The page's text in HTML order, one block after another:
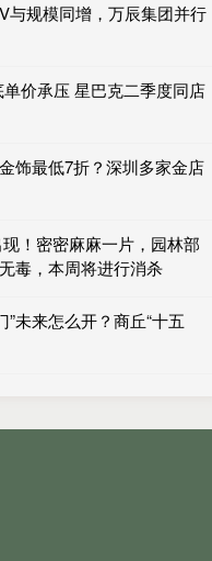
与规模同增，万辰集团并行
价承压 星巴克二季度同店
饰最低7折？深圳多家金店
！密密麻麻一片，园林部
毒，本周将进行消杀
”未来怎么开？商丘“十五